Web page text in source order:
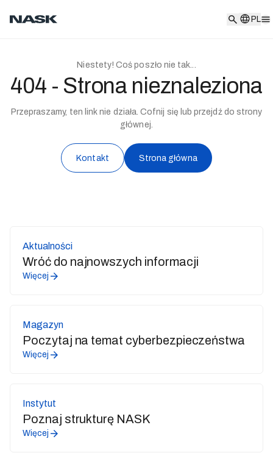
PL
Niestety! Coś poszło nie tak...
404 - Strona nieznaleziona
Przepraszamy, ten link nie działa. Cofnij się lub przejdź do strony
głównej.
Kontakt Strona główna
Aktualności
Wróć do najnowszych informacji
Więcej
Magazyn
Poczytaj na temat cyberbezpieczeństwa
Więcej
Instytut
Poznaj strukturę NASK
Więcej